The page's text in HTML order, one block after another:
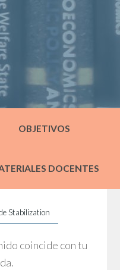
OBJETIVOS
DOCENTES
Stabilization
coincide con tu